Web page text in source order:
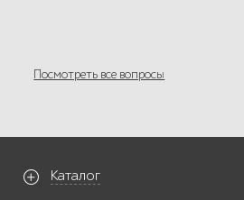
Посмотреть все вопросы
Каталог